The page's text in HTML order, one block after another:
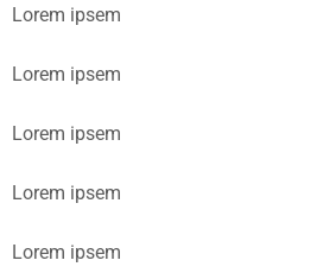
Lorem ipsem
Lorem ipsem
Lorem ipsem
Lorem ipsem
Lorem ipsem